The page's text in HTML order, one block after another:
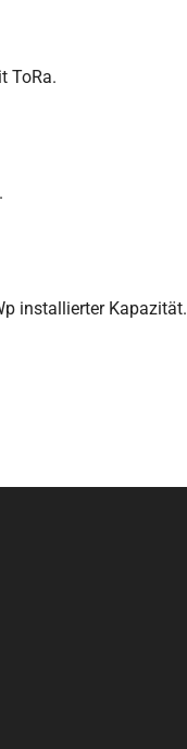
ToRa.
installierter Kapazität.